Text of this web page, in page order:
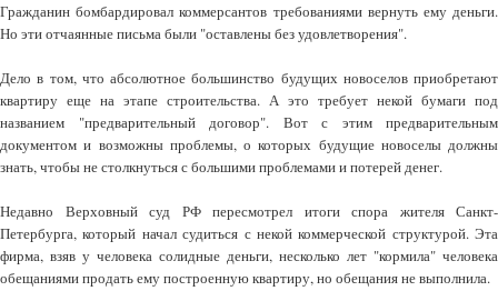
Гражданин бомбардировал коммерсантов требованиями вернуть ему деньги.
Но эти отчаянные письма были "оставлены без удовлетворения".
Дело в том, что абсолютное большинство будущих новоселов приобретают
квартиру еще на этапе строительства. А это требует некой бумаги под
названием "предварительный договор". Вот с этим предварительным
документом и возможны проблемы, о которых будущие новоселы должны
знать, чтобы не столкнуться с большими проблемами и потерей денег.
Недавно Верховный суд РФ пересмотрел итоги спора жителя Санкт-
Петербурга, который начал судиться с некой коммерческой структурой. Эта
фирма, взяв у человека солидные деньги, несколько лет "кормила" человека
обещаниями продать ему построенную квартиру, но обещания не выполнила.